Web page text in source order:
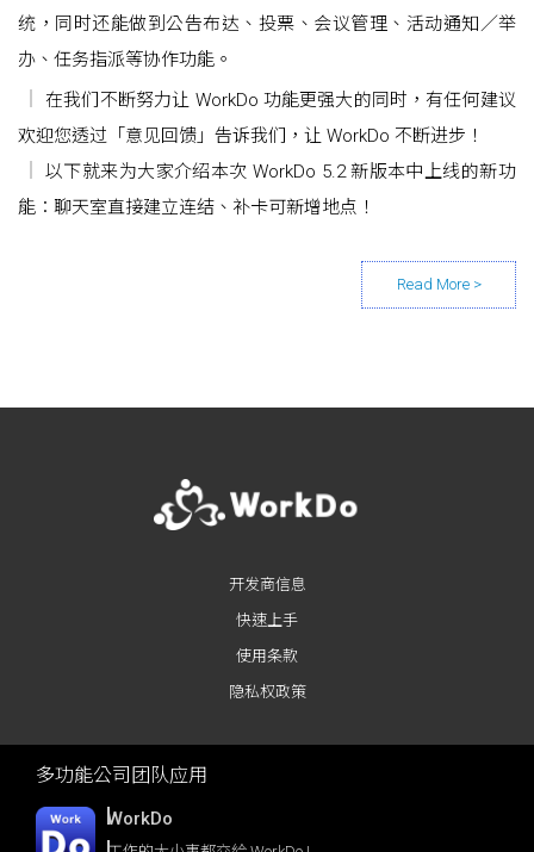
统，同时还能做到公告布达、投票、会议管理、活动通知／举
办、任务指派等协作功能。
在我们不断努力让 WorkDo 功能更强大的同时，有任何建议
欢迎您透过「意见回馈」告诉我们，让 WorkDo 不断进步！
以下就来为大家介绍本次 WorkDo 5.2 新版本中上线的新功
能：聊天室直接建立连结、补卡可新增地点！
Posts navigation
开发商信息
快速上手
使用条款
隐私权政策
多功能公司团队应用
WorkDo